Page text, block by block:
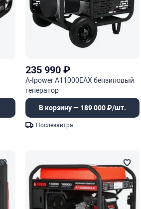
235 990₽
A-Ipower A11000EAX бензиновый
генератор
В корзину — 189 000 ₽/шт.
Послезавтра